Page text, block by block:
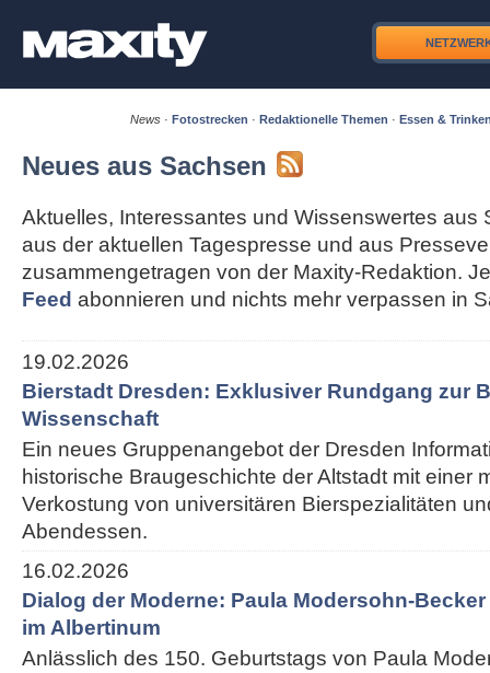
News· Fotostrecken · Redaktionelle Themen · Essen &
Neues aus Sachsen
Aktuelles, Interessantes und Wissenswertes aus
aus der aktuellen Tagespresse und aus
zusammengetragen von der Maxity-Redaktion.
Feed abonnieren und nichts mehr verpassen in
19.02.2026
Bierstadt Dresden: Exklusiver Rundgang zur
Wissenschaft
Ein neues Gruppenangebot der Dresden
historische Braugeschichte der Altstadt mit einer
Verkostung von universitären Bierspezialitäten
Abendessen.
16.02.2026
Dialog der Moderne: Paula Modersohn-
im Albertinum
Anlässlich des 150. Geburtstags von Paula